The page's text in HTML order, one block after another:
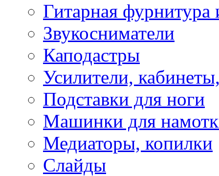
Гитарная фурнитура
Звукосниматели
Каподастры
Усилители,
Подставки для ноги
Машинки для
Медиаторы, копилки
Слайды